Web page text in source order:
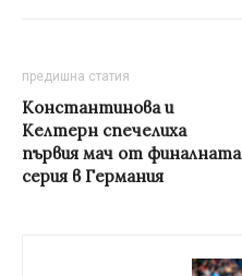
предишна статия
Константинова и
Келтерн спечелиха
първия мач от финалната
серия в Германия